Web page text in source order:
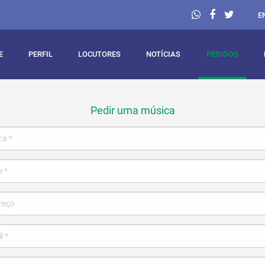
PERFIL LOCUTORES NOTÍCIAS PEDIDOS
Pedir uma música